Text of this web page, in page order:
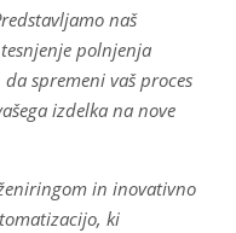
naš
polnjenja
spremeni vaš proces
izdelka na nove
in inovativno
ki